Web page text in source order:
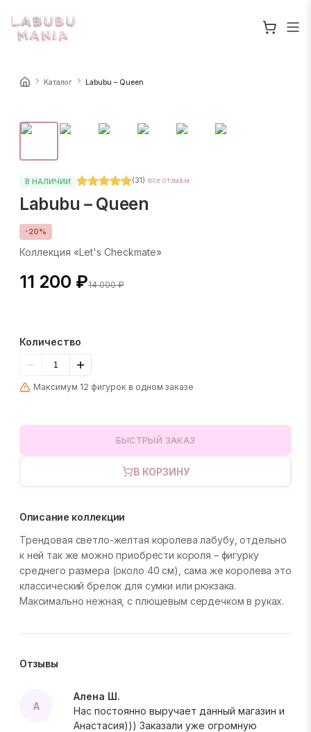
Каталог Labubu – Queen
В НАЛИЧИИ (31) все отзывы
Labubu – Queen
-20%
Коллекция «Let's Checkmate»
11 200 ₽14 000 ₽
Количество
Максимум 12 фигурок в одном заказе
БЫСТРЫЙ ЗАКАЗ
В КОРЗИНУ
Описание коллекции
Трендовая светло-желтая королева лабубу, отдельно
к ней так же можно приобрести короля – фигурку
среднего размера (около 40 см), сама же королева это
классический брелок для сумки или рюкзака.
Максимально нежная, с плюшевым сердечком в руках.
Отзывы
А
Алена Ш.
Нас постоянно выручает данный магазин и
Анастасия))) Заказали уже огромную